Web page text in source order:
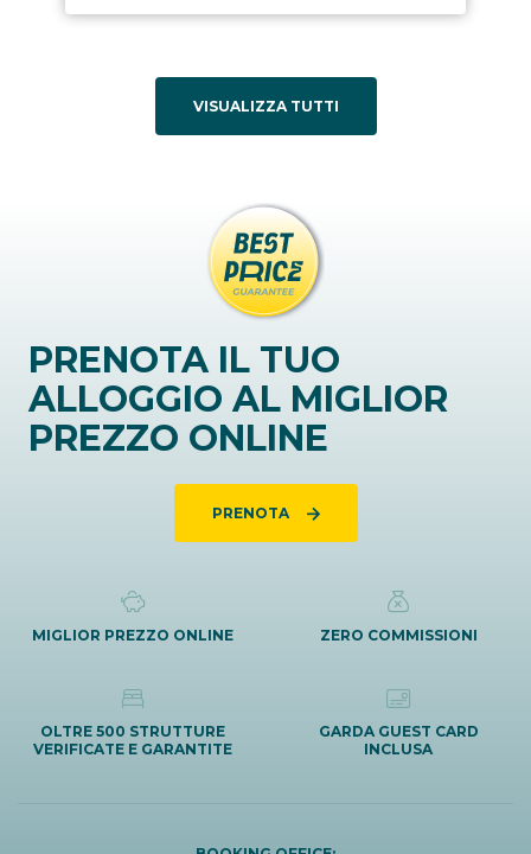
VISUALIZZA TUTTI
PRENOTA IL TUO
ALLOGGIO AL MIGLIOR
PREZZO ONLINE
PRENOTA
MIGLIOR PREZZO ONLINE ZERO COMMISSIONI
OLTRE 500 STRUTTURE
VERIFICATE E GARANTITE
GARDA GUEST CARD
INCLUSA